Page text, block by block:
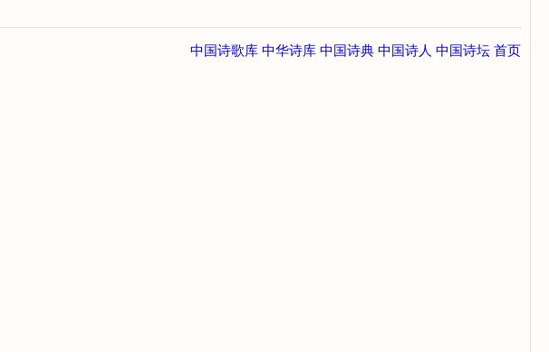
中国诗歌库 中华诗库 中国诗典 中国诗人 中国诗坛 首页